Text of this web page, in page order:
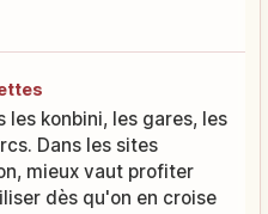
les konbini, les gares, les
Dans les sites
mieux vaut profiter
dès qu'on en croise